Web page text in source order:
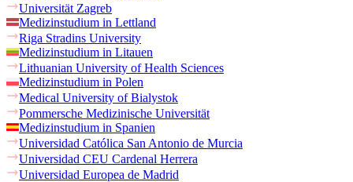
Universität Zagreb
Medizinstudium in Lettland
Riga Stradins University
Medizinstudium in Litauen
Lithuanian University of Health Sciences
Medizinstudium in Polen
Medical University of Bialystok
Pommersche Medizinische Universität
Medizinstudium in Spanien
Universidad Católica San Antonio de Murcia
Universidad CEU Cardenal Herrera
Universidad Europea de Madrid